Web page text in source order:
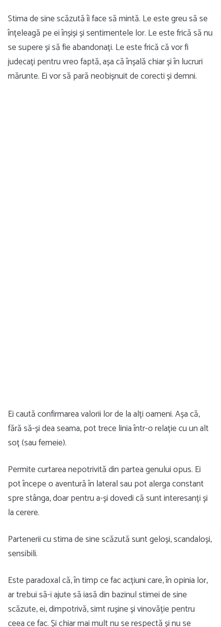
Stima de sine scăzută îi face să mintă. Le este greu să se
înțeleagă pe ei înșiși și sentimentele lor. Le este frică să nu
se supere și să fie abandonați. Le este frică că vor fi
judecați pentru vreo faptă, așa că înșală chiar și în lucruri
mărunte. Ei vor să pară neobișnuit de corecti și demni.
Ei caută confirmarea valorii lor de la alți oameni. Așa că,
fără să-și dea seama, pot trece linia într-o relație cu un alt
soț (sau femeie).
Permite curtarea nepotrivită din partea genului opus. Ei
pot începe o aventură în lateral sau pot alerga constant
spre stânga, doar pentru a-și dovedi că sunt interesanți și
la cerere.
Partenerii cu stima de sine scăzută sunt geloși, scandaloși,
sensibili.
Este paradoxal că, în timp ce fac acțiuni care, în opinia lor,
ar trebui să-i ajute să iasă din bazinul stimei de sine
scăzute, ei, dimpotrivă, simt rușine și vinovăție pentru
ceea ce fac. Și chiar mai mult nu se respectă și nu se